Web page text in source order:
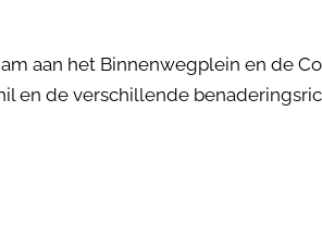
aan het Binnenwegplein en de
en de verschillende